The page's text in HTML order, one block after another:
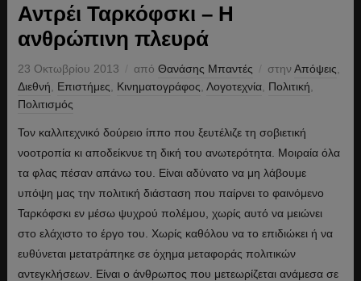
Αντρέι Ταρκόφσκι – Η
ανθρώπινη πλευρά
23 Οκτωβρίου 2013 από Θανάσης Μπαντές στηνΑπόψεις
Διεθνή
Επιστήμες Κινηματογράφος Λογοτεχνία, Πολιτική
Πολιτισμός
Τον καλλιτεχνικό δούρειο ίππο που ξευτέλιζε τη σοβιετική
νοοτροπία κι αποδείκνυε τη δική του ανωτερότητα. Μοιραία όλα
τα φλας πέσαν απάνω του. Είναι αδύνατο να μη λάβουμε
υπόψη μας την πολιτική διάσταση που παίρνει το φαινόμενο
Ταρκόφσκι εν μέσω ψυχρού πολέμου, χωρίς αυτό να μειώνει
στο ελάχιστο το έργο του. Χωρίς καθόλου να το επιδιώκει ή να
ευθύνεται μετατράπηκε σε όχημα μεταφοράς πολιτικών
αντεγκλήσεων. Είναι ο άνθρωπος που μετεωρίζεται ανάμεσα σε